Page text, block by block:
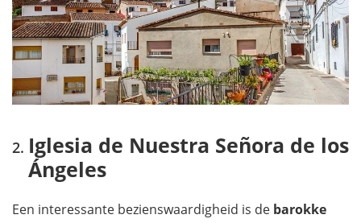
Iglesia de Nuestra Señora de los
Ángeles
Een interessante bezienswaardigheid is de barokke